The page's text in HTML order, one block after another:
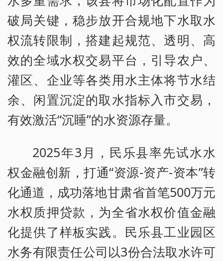
破局关键，稳步放开合规地下水取水
权流转限制，搭建起规范、透明、高
效的全域水权交易平台，引导农户、
灌区、企业等各类用水主体将节水结
余、闲置沉淀的取水指标入市交易，
有效激活“沉睡”的水资源存量。
2025年3月，民乐县率先试水水
权金融创新，打通“资源-资产-资本”转
化通道，成功落地甘肃省首笔500万元
水权质押贷款，为全省水权价值金融
化提供了样板实践。民乐县工业园区
水务有限责任公司以3份合法取水许可